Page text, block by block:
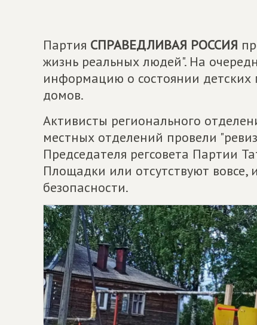
Партия СПРАВЕДЛИВАЯ РОССИЯ
жизнь реальных людей". На
информацию о состоянии
домов.
Активисты регионального
местных отделений провели
Председателя регсовета Партии
Площадки или отсутствуют вовсе,
безопасности.